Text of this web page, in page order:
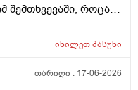
შემთხვევაში, როცა
აბორტს ჩასახული
იხილეთპასუხი
თარიღი : 17-06-2026